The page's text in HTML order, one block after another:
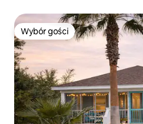
Wybór gości
Wybór gości